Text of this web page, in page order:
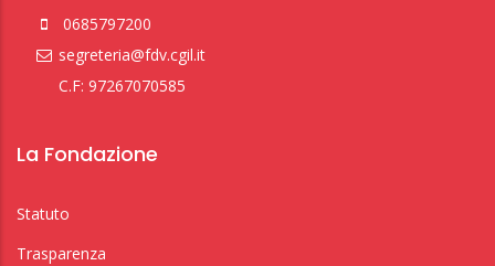
0685797200
segreteria@fdv.cgil.it
C.F: 97267070585
La Fondazione
Statuto
Trasparenza